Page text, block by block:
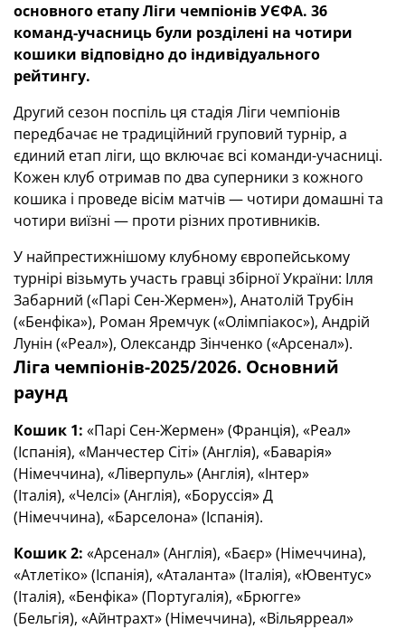
основного етапу Ліги чемпіонів УЄФА. 36
команд-учасниць були розділені на чотири
кошики відповідно до індивідуального
рейтингу.
Другий сезон поспіль ця стадія Ліги чемпіонів
передбачає не традиційний груповий турнір, а
єдиний етап ліги, що включає всі команди-учасниці.
Кожен клуб отримав по два суперники з кожного
кошика і проведе вісім матчів — чотири домашні та
чотири виїзні — проти різних противників.
У найпрестижнішому клубному європейському
турнірі візьмуть участь гравці збірної України: Ілля
Забарний («Парі Сен-Жермен»), Анатолій Трубін
(«Бенфіка»), Роман Яремчук («Олімпіакос»), Андрій
Лунін («Реал»), Олександр Зінченко («Арсенал»).
Ліга чемпіонів-2025/2026. Основний
раунд
Кошик 1: «Парі Сен-Жермен» (Франція), «Реал»
(Іспанія), «Манчестер Сіті» (Англія), «Баварія»
(Німеччина), «Ліверпуль» (Англія), «Інтер»
(Італія), «Челсі» (Англія), «Боруссія» Д
(Німеччина), «Барселона» (Іспанія).
Кошик 2: «Арсенал» (Англія), «Баєр» (Німеччина),
«Атлетіко» (Іспанія), «Аталанта» (Італія), «Ювентус»
(Італія), «Бенфіка» (Португалія), «Брюгге»
(Бельгія), «Айнтрахт» (Німеччина), «Вільярреал»